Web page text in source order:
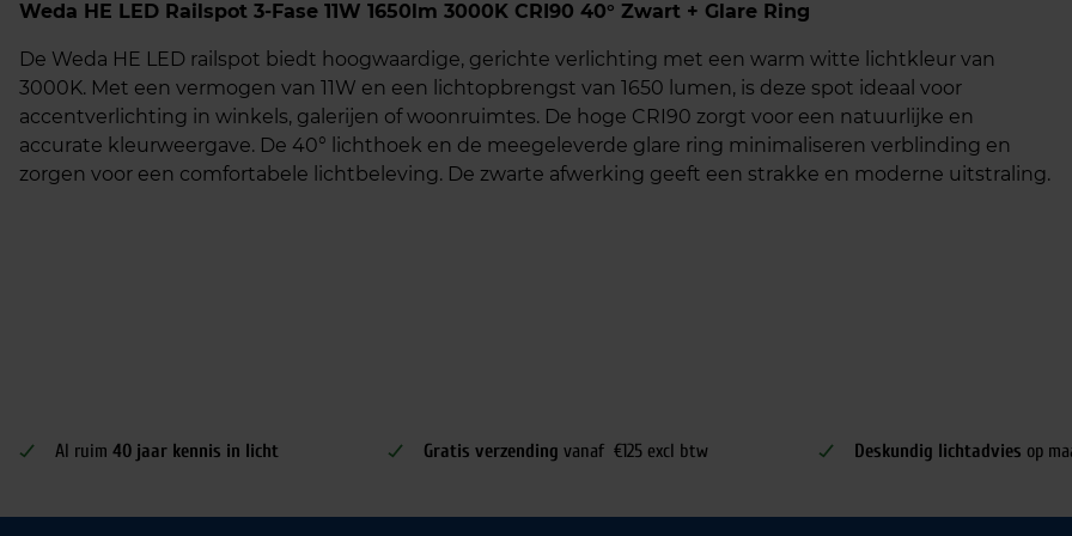
Weda HE LED Railspot 3-Fase 11W 1650lm 3000K CRI90 40° Zwart + Glare Ring
De Weda HE LED railspot biedt hoogwaardige, gerichte verlichting met een warm witte lichtkleur van
3000K. Met een vermogen van 11W en een lichtopbrengst van 1650 lumen, is deze spot ideaal voor
accentverlichting in winkels, galerijen of woonruimtes. De hoge CRI90 zorgt voor een natuurlijke en
accurate kleurweergave. De 40° lichthoek en de meegeleverde glare ring minimaliseren verblinding en
zorgen voor een comfortabele lichtbeleving. De zwarte afwerking geeft een strakke en moderne uitstraling.
Al ruim 40 jaar kennis in licht Gratis verzending vanaf €125 excl btw Deskundig lichtadvies op